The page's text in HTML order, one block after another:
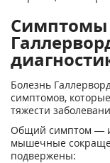
Симптомы
Болезнь
симптомов,
тяжести
Общий симптом —
мышечные
подвержены: